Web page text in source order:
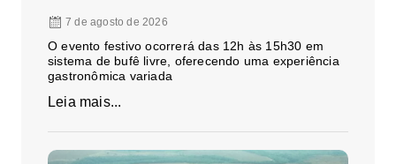
7 de agosto de 2026
O evento festivo ocorrerá das 12h às 15h30 em
sistema de bufê livre, oferecendo uma experiência
gastronômica variada
Leia mais...